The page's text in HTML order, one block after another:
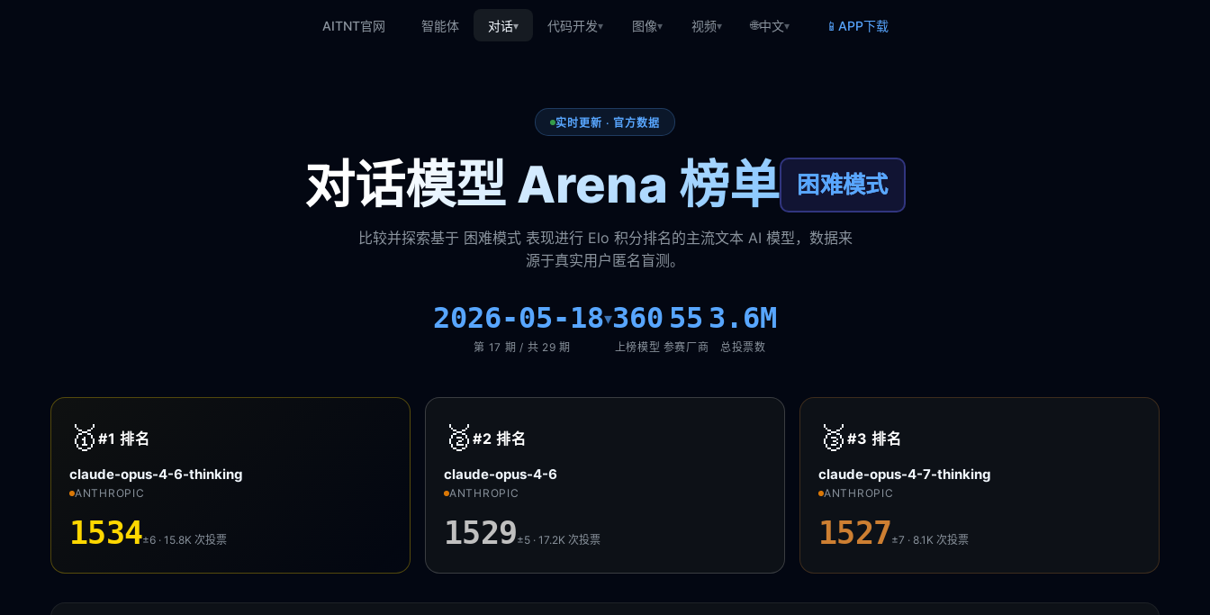
AITNT官网 智能体 对话▾ 代码开发▾ 图像▾ 视频▾ 🌐中文▾ 📱 APP下载
实时更新 · 官方数据
对话模型 Arena 榜单 困难模式
比较并探索基于 困难模式 表现进行 Elo 积分排名的主流文本 AI 模型，数据来
源于真实用户匿名盲测。
2026-05-18▾
第 17 期 / 共 29 期
360
上榜模型
55
参赛厂商
3.6M
总投票数
🥇 #1排名
claude-opus-4-6-thinking
ANTHROPIC
1534±6 · 15.8K次投票
🥈 #2排名
claude-opus-4-6
ANTHROPIC
1529±5 · 17.2K次投票
🥉 #3排名
claude-opus-4-7-thinking
ANTHROPIC
1527±7 · 8.1K次投票